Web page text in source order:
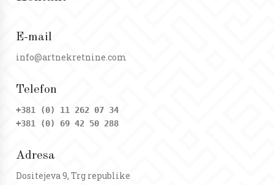
E-mail
info@artnekretnine.com
Telefon
+381 (0) 11 262 07 34
+381 (0) 69 42 50 288
Adresa
Dositejeva 9, Trg republike